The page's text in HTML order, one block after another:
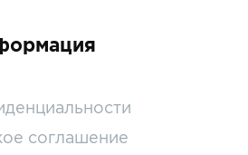
соглашение